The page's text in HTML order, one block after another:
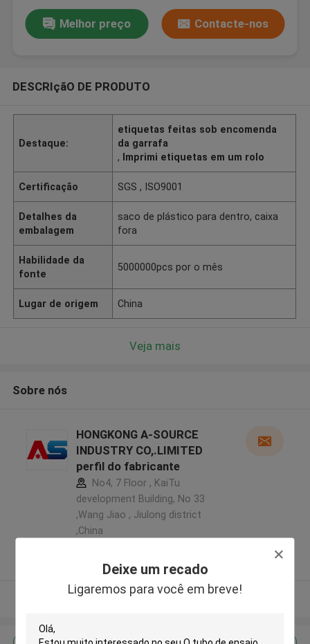
Deixe um recado
Ligaremos para você em breve!
Melhor preço Contacte-nos
DESCRIçãO DE PRODUTO
Destaque:
etiquetas feitas sob encomenda
da garrafa
, Imprimi etiquetas em um rolo
Certificação SGS , ISO9001
Detalhes da
embalagem
saco de plástico para dentro, caixa
fora
Habilidade da
fonte
5000000pcs por o mês
Lugar de origem China
Veja mais
Sobre nós
HONGKONG A-SOURCE
INDUSTRY CO,.LIMITED
perfil do fabricante
No4, 7 Floor , KaiTu
development Building, No 33
,Wang Jiao , Jiulong district
,China
Fornecedor verificado
Veja mais